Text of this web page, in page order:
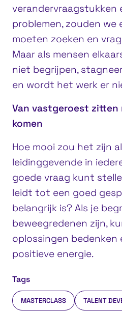
verandervraagstukken
problemen, zouden we
moeten zoeken en
Maar als mensen
niet begrijpen,
en wordt het werk er
Van vastgeroest zitten
komen
Hoe mooi zou het zijn
leidinggevende in
goede vraag kunt
leidt tot een goed
belangrijk is? Als je
beweegredenen zijn,
oplossingen
positieve energie.
Tags
MASTERCLASS TALENT